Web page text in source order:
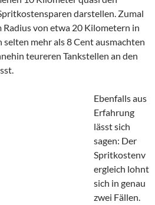
darstellen. Zumal
von etwa 20 Kilometern in
mehr als 8 Cent ausmachten
teureren Tankstellen an den
Ebenfalls aus
Erfahrung
lässt sich
sagen: Der
Spritkostenv
ergleich lohnt
sich in genau
zwei Fällen.